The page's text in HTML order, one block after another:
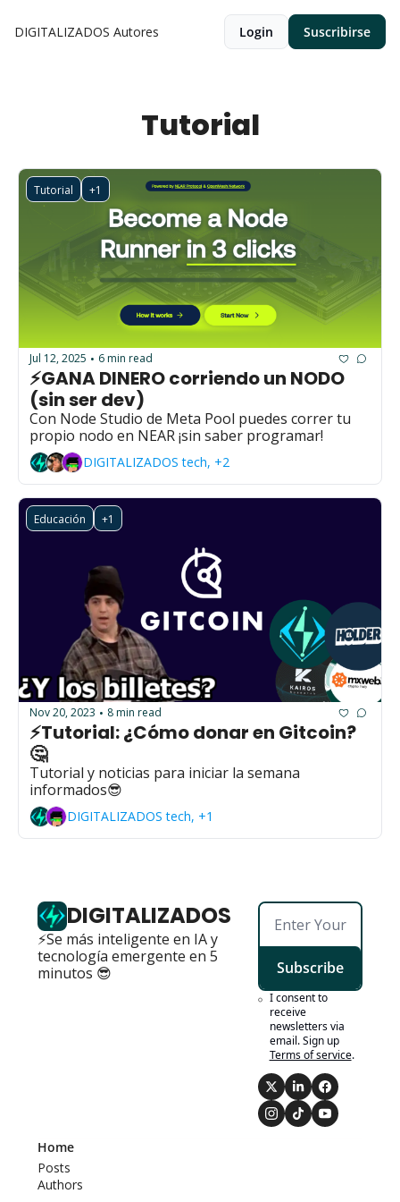
DIGITALIZADOS Autores Login Suscribirse
Tutorial
Tutorial +1
Jul 12, 2025 • 6 min read
⚡GANA DINERO corriendo un NODO
(sin ser dev)
Con Node Studio de Meta Pool puedes correr tu
propio nodo en NEAR ¡sin saber programar!
DIGITALIZADOS tech, +2
Educación +1
Nov 20, 2023 • 8 min read
⚡Tutorial: ¿Cómo donar en Gitcoin?
🤔
Tutorial y noticias para iniciar la semana
informados😎
DIGITALIZADOS tech, +1
DIGITALIZADOS
⚡Se más inteligente en IA y
tecnología emergente en 5
minutos 😎
Subscribe
I consent to
receive
newsletters via
email. Sign up
Terms of service.
Home
Posts
Authors